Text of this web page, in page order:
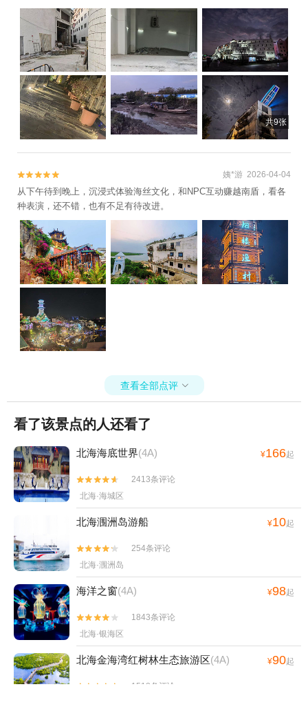
共9张

 姨*游 2026-04-04
从下午待到晚上，沉浸式体验海丝文化，和NPC互动赚越南盾，看各
种表演，还不错，也有不足有待改进。
查看全部点评 
看了该景点的人还看了
北海海底世界(4A) ¥166起


2413条评论
北海·海城区
北海涠洲岛游船 ¥10起


254条评论
北海·涠洲岛
海洋之窗(4A) ¥98起


1843条评论
北海·银海区
北海金海湾红树林生态旅游区(4A) ¥90起


1518条评论